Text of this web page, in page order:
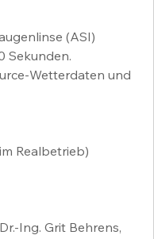
(ASI)
Sekunden.
Wetterdaten und
Realbetrieb)
Ing. Grit Behrens,